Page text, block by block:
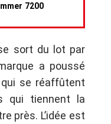
7200
sort du lot par
a poussé
qui se réaffûtent
qui tiennent la
près. L’idée est